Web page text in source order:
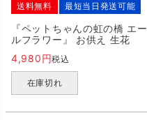
送料無料 最短当日発送可能
『ペットちゃんの虹の橋 エー
ルフラワー』 お供え 生花
4,980
税込
在庫切れ